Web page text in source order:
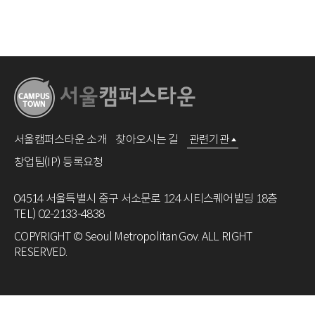
서울캠퍼스타운 소개 찾아오시는 길
관련기관
창업팀(IP) 등록요청
04514 서울특별시 중구 서소문로 124 시티스퀘어빌딩 18층
TEL) 02-2133-4838
COPYRIGHT © Seoul Metropolitan Gov. ALL RIGHT
RESERVED.